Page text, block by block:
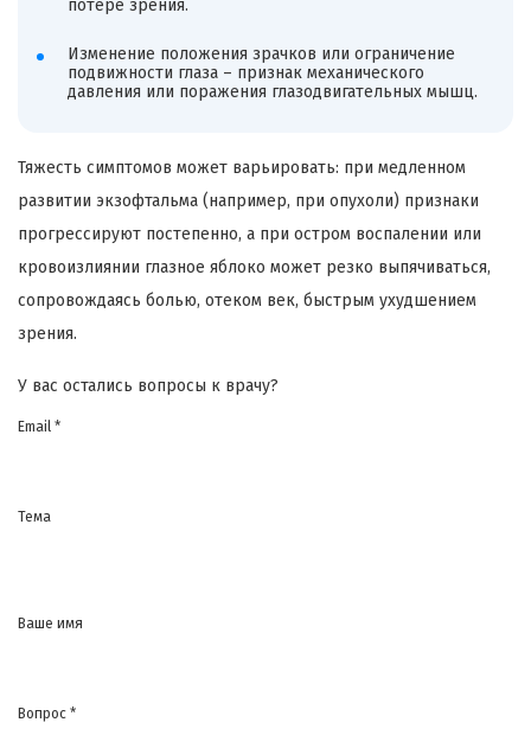
потере зрения.
Изменение положения зрачков или ограничение
подвижности глаза – признак механического
давления или поражения глазодвигательных мышц.
Тяжесть симптомов может варьировать: при медленном
развитии экзофтальма (например, при опухоли) признаки
прогрессируют постепенно, а при остром воспалении или
кровоизлиянии глазное яблоко может резко выпячиваться,
сопровождаясь болью, отеком век, быстрым ухудшением
зрения.
У вас остались вопросы к врачу?
Email *
Тема
Ваше имя
Вопрос *